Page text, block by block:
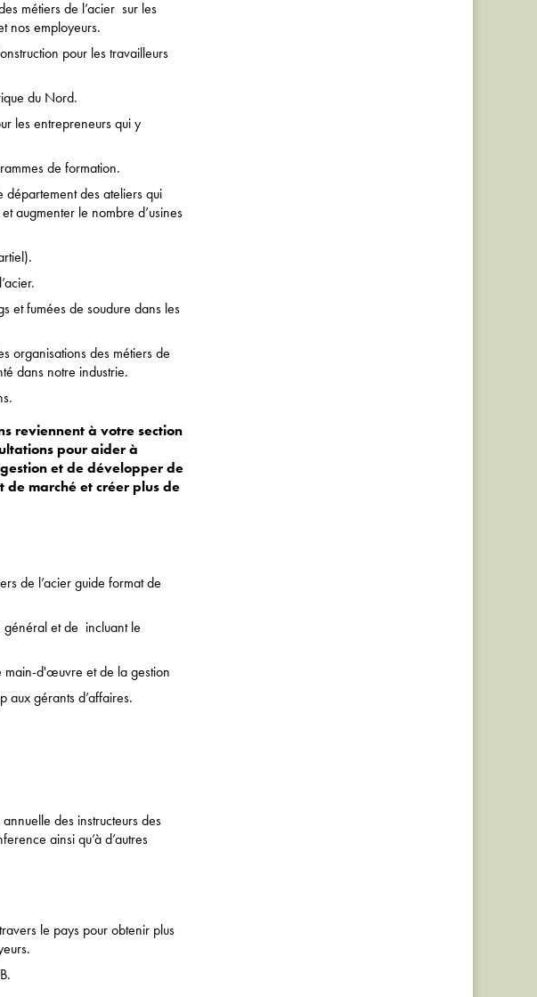
métiers de l’acier sur les
nos employeurs.
pour les travailleurs
du Nord.
les entrepreneurs qui y
de formation.
des ateliers qui
augmenter le nombre d’usines
et fumées de soudure dans les
organisations des métiers de
dans notre industrie.
reviennent à votre section
pour aider à
et de développer de
marché et créer plus de
de l’acier guide format de
général et de incluant le
main-d'œuvre et de la gestion
aux gérants d’affaires.
des instructeurs des
ainsi qu’à d’autres
le pays pour obtenir plus